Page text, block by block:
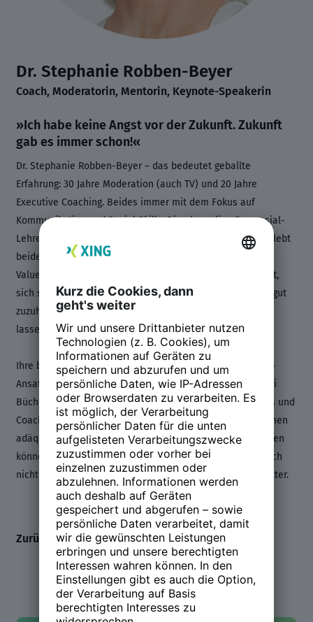
Dr. Stephanie Robben-Beyer
Coach, Moderatorin, Mentorin, Keynote-Speakerin
»Ich habe keine Angst vor der Zukunft. Zukunft
gab es immer schon!«
Dr. Stephanie Robben-Beyer – das bedeutet geballte
Erfahrung: 30 Jahre Moderation (auch TV) und 20 Jahre
Executive Coaching. Beides immer mit dem Fokus auf
Kommunikation und Social Skills. Die ehemalige Gymnasial-
Lehrerin (Fächerkombination Germanistik und Theologie) lebt
beide Aufgabenbereiche mit einem Faible für Info- und
Valuetainment. Ihre Kunden schätzen sie für ihre Fähigkeit,
sich stets ganz auf ihr Gegenüber zu fokussieren, extrem gut
zuzuhören und sich durch nichts aus der Ruhe bringen zu
lassen.
Ihre besondere Leidenschaft gilt ihrem eigenen Coaching-
Ansatz: „Eltern sind die besseren Führungskräfte“. Mit zwei
Büchern, Magazin-Beiträgen, Podcast-Beiträgen, Keynotes und
Coachings tritt sie dafür an, dass sich Eltern in Unternehmen
adäquat mit ihren Ressourcen und Kompetenzen einbringen
können.Angst vor der Zukunft hat sie keine – das wäre auch
nicht zielführend als 3-fache Mutter und 2-fache Großmutter.
Zurück zum Line-up